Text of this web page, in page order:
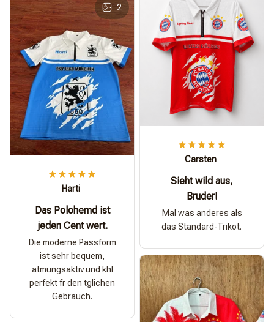
Carsten
Sieht wild aus,
Bruder!
Mal was anderes als
das Standard-Trikot.
2
Harti
Das Polohemd ist
jeden Cent wert.
Die moderne Passform
ist sehr bequem,
atmungsaktiv und khl
perfekt fr den tglichen
Gebrauch.